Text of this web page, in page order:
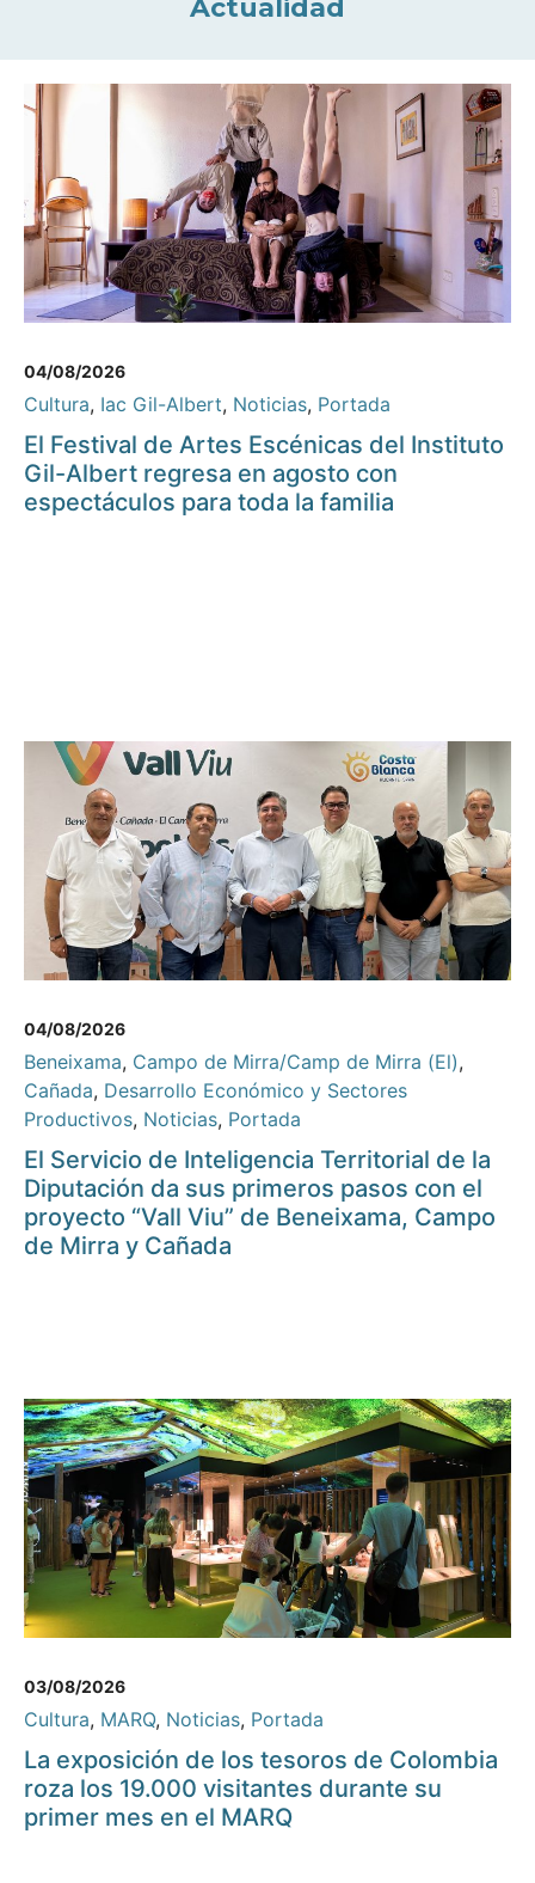
Actualidad
04/08/2026
Cultura, Iac Gil-Albert, Noticias, Portada
El Festival de Artes Escénicas del Instituto
Gil-Albert regresa en agosto con
espectáculos para toda la familia
04/08/2026
Beneixama, Campo de Mirra/Camp de Mirra (El),
Cañada, Desarrollo Económico y Sectores
Productivos, Noticias, Portada
El Servicio de Inteligencia Territorial de la
Diputación da sus primeros pasos con el
proyecto “Vall Viu” de Beneixama, Campo
de Mirra y Cañada
03/08/2026
Cultura, MARQ, Noticias, Portada
La exposición de los tesoros de Colombia
roza los 19.000 visitantes durante su
primer mes en el MARQ